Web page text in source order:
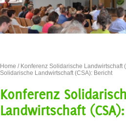
Home / Konferenz Solidarische Landwirtschaft
Solidarische Landwirtschaft (CSA): Bericht
Konferenz
Landwirtschaft